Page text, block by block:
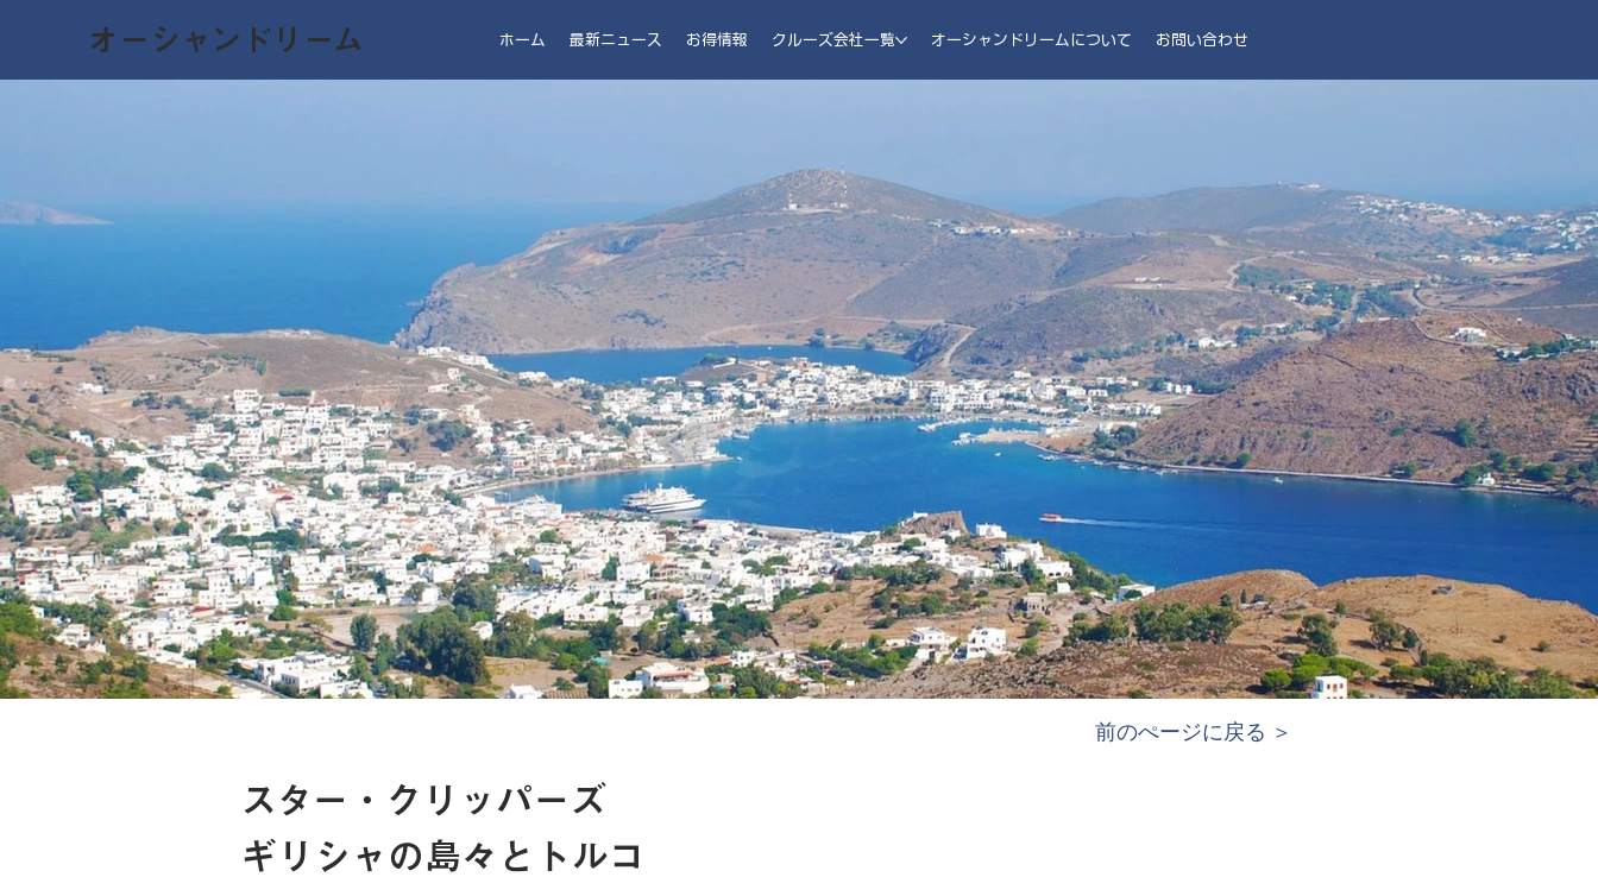
オーシャンドリーム ホーム 最新ニュース お得情報 クルーズ会社一覧 オーシャンドリームについて お問い合わせ
スター・クリッパーズ
ギリシャの島々とトルコ
前のぺージに戻る ＞